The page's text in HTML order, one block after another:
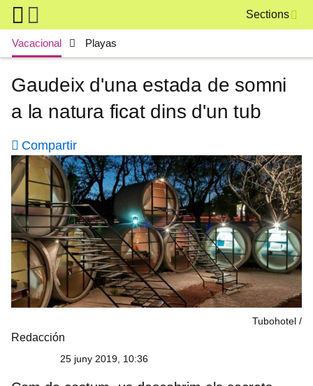
Skip to main content
Sections
Main navigation
Vacacional Playas
Gaudeix d'una estada de somni
a la natura ficat dins d'un tub
Compartir
Tubohotel
Redacción
25 juny 2019, 10:36